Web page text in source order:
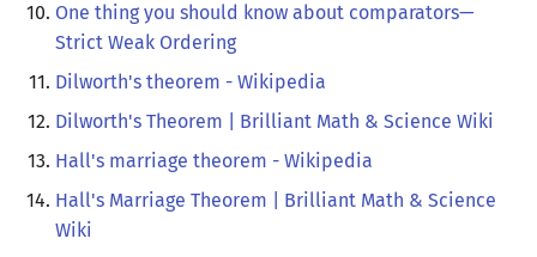
One thing you should know about comparators—
Strict Weak Ordering
Dilworth's theorem - Wikipedia
Dilworth's Theorem | Brilliant Math & Science Wiki
Hall's marriage theorem - Wikipedia
Hall's Marriage Theorem | Brilliant Math & Science
Wiki